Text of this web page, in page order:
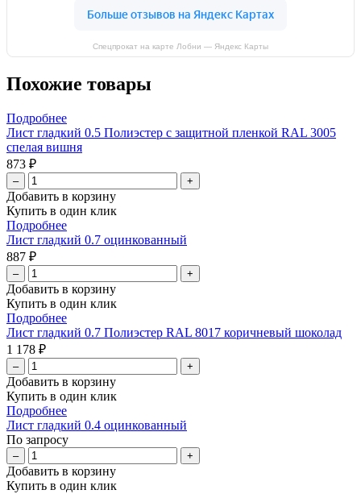
Спецпрокат на карте Лобни — Яндекс Карты
Похожие товары
Подробнее
Лист гладкий 0.5 Полиэстер с защитной пленкой RAL 3005
спелая вишня
873 ₽
– +
Добавить в корзину
Купить в один клик
Подробнее
Лист гладкий 0.7 оцинкованный
887 ₽
– +
Добавить в корзину
Купить в один клик
Подробнее
Лист гладкий 0.7 Полиэстер RAL 8017 коричневый шоколад
1 178 ₽
– +
Добавить в корзину
Купить в один клик
Подробнее
Лист гладкий 0.4 оцинкованный
По запросу
– +
Добавить в корзину
Купить в один клик